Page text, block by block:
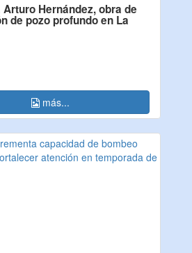
Arturo Hernández, obra de
de pozo profundo en La
más...